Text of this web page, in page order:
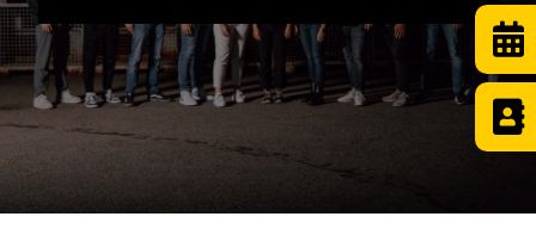

